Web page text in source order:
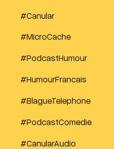
#Canular
#MicroCache
#PodcastHumour
#HumourFrancais
#BlagueTelephone
#PodcastComedie
#CanularAudio